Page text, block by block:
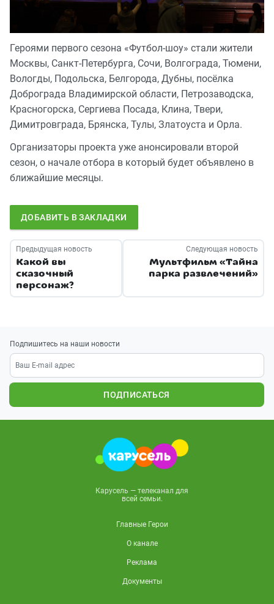
Героями первого сезона «Футбол-шоу» стали жители
Москвы, Санкт-Петербурга, Сочи, Волгограда, Тюмени,
Вологды, Подольска, Белгорода, Дубны, посёлка
Доброграда Владимирской области, Петрозаводска,
Красногорска, Сергиева Посада, Клина, Твери,
Димитровграда, Брянска, Тулы, Златоуста и Орла.
Организаторы проекта уже анонсировали второй
сезон, о начале отбора в который будет объявлено в
ближайшие месяцы.
ДОБАВИТЬ В ЗАКЛАДКИ
Предыдущая новость
Какой вы
сказочный
персонаж?
Следующая новость
Мультфильм «Тайна
парка развлечений»
Подпишитесь на наши новости
ПОДПИСАТЬСЯ
Карусель — телеканал для
всей семьи.
Главные Герои
О канале
Реклама
Документы